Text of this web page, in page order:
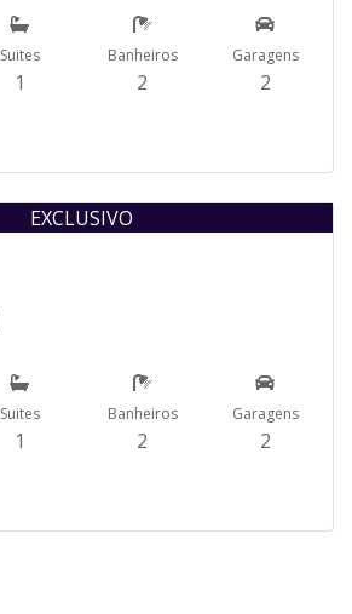
Suites
1
Banheiros
2
Garagens
2
Venda
EXCLUSIVO
Suites
1
Banheiros
2
Garagens
2